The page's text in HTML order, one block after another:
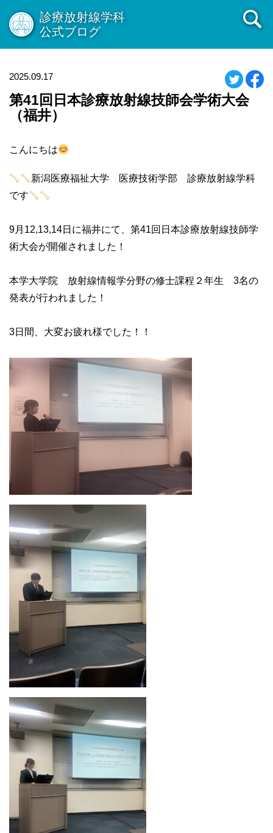
診療放射線学科
公式ブログ
2025.09.17
第41回日本診療放射線技師会学術大会
（福井）
こんにちは
新潟医療福祉大学 医療技術学部 診療放射線学科
です
9月12,13,14日に福井にて、第41回日本診療放射線技師学
術大会が開催されました！
本学大学院 放射線情報学分野の修士課程２年生 3名の
発表が行われました！
3日間、大変お疲れ様でした！！